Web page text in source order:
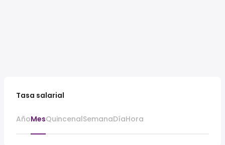
Tasa salarial
AñoMesQuincenalSemanaDíaHora